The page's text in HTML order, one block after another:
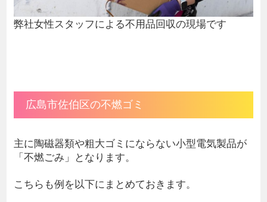
弊社女性スタッフによる不用品回収の現場です
広島市佐伯区の不燃ゴミ
主に陶磁器類や粗大ゴミにならない小型電気製品が
「不燃ごみ」となります。
こちらも例を以下にまとめておきます。